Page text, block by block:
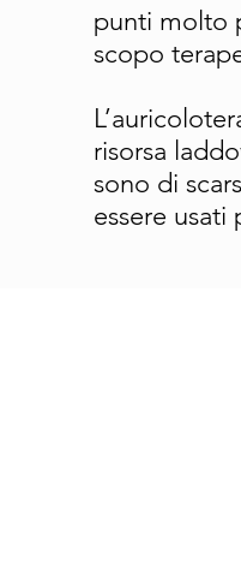
punti molto
scopo
risorsa
sono di
essere